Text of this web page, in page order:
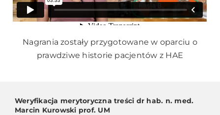
Nagrania zostały przygotowane w oparciu o
prawdziwe historie pacjentów z HAE
Weryfikacja merytoryczna treści dr hab. n. med.
Marcin Kurowski prof. UM